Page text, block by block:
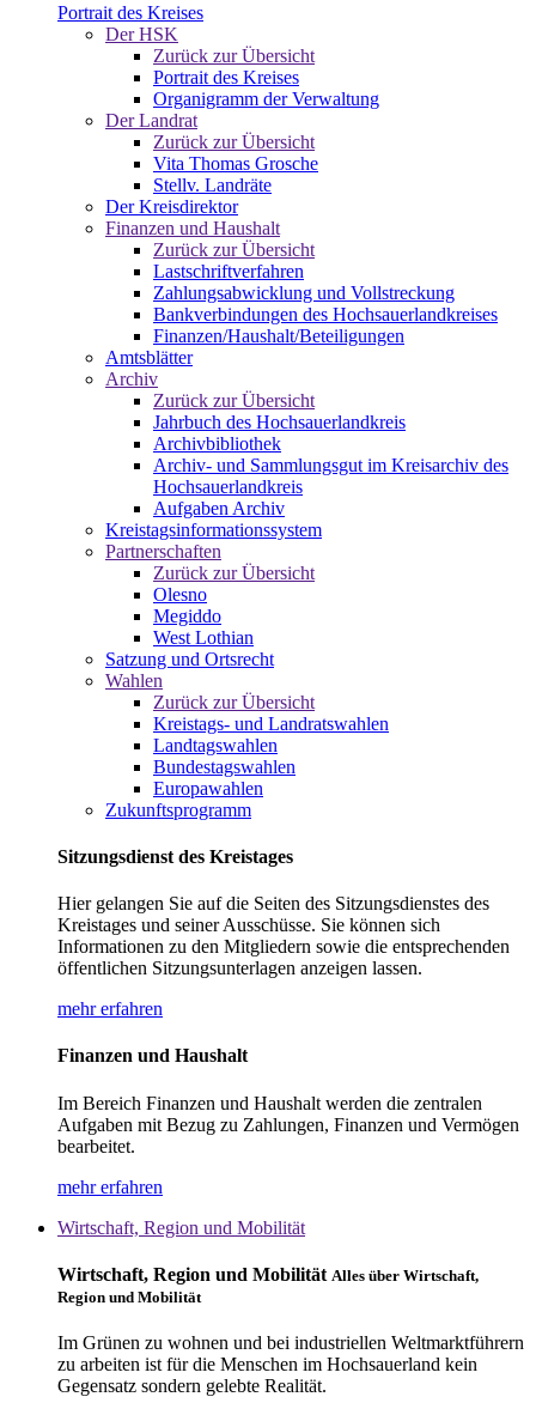
Portrait des Kreises
Der HSK
Zurück zur Übersicht
Portrait des Kreises
Organigramm der Verwaltung
Der Landrat
Zurück zur Übersicht
Vita Thomas Grosche
Stellv. Landräte
Der Kreisdirektor
Finanzen und Haushalt
Zurück zur Übersicht
Lastschriftverfahren
Zahlungsabwicklung und Vollstreckung
Bankverbindungen des Hochsauerlandkreises
Finanzen/Haushalt/Beteiligungen
Amtsblätter
Archiv
Zurück zur Übersicht
Jahrbuch des Hochsauerlandkreis
Archivbibliothek
Archiv- und Sammlungsgut im Kreisarchiv des
Hochsauerlandkreis
Aufgaben Archiv
Kreistagsinformationssystem
Partnerschaften
Zurück zur Übersicht
Olesno
Megiddo
West Lothian
Satzung und Ortsrecht
Wahlen
Zurück zur Übersicht
Kreistags- und Landratswahlen
Landtagswahlen
Bundestagswahlen
Europawahlen
Zukunftsprogramm
Sitzungsdienst des Kreistages
Hier gelangen Sie auf die Seiten des Sitzungsdienstes des
Kreistages und seiner Ausschüsse. Sie können sich
Informationen zu den Mitgliedern sowie die entsprechenden
öffentlichen Sitzungsunterlagen anzeigen lassen.
mehr erfahren
Finanzen und Haushalt
Im Bereich Finanzen und Haushalt werden die zentralen
Aufgaben mit Bezug zu Zahlungen, Finanzen und Vermögen
bearbeitet.
mehr erfahren
Wirtschaft, Region und Mobilität
Wirtschaft, Region und Mobilität Alles über Wirtschaft,
Region und Mobilität
Im Grünen zu wohnen und bei industriellen Weltmarktführern
zu arbeiten ist für die Menschen im Hochsauerland kein
Gegensatz sondern gelebte Realität.